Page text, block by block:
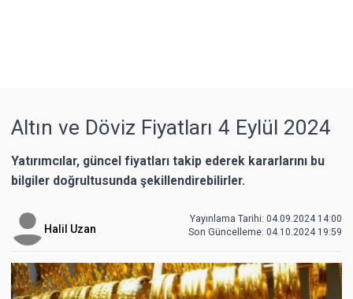
Altın ve Döviz Fiyatları 4 Eylül 2024
Yatırımcılar, güncel fiyatları takip ederek kararlarını bu
bilgiler doğrultusunda şekillendirebilirler.
Halil Uzan
Yayınlama Tarihi: 04.09.2024 14:00
Son Güncelleme: 04.10.2024 19:59